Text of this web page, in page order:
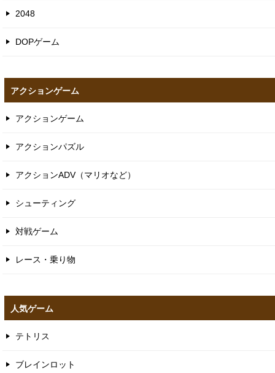
2048
DOPゲーム
アクションゲーム
アクションゲーム
アクションパズル
アクションADV（マリオなど）
シューティング
対戦ゲーム
レース・乗り物
人気ゲーム
テトリス
ブレインロット